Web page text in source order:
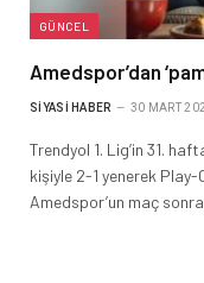
GÜNCEL
Amedspor’dan
SIYASI HABER 30 MART
Trendyol 1. Lig’in 31.
kişiyle 2-1 yenerek Play-
Amedspor’un maç